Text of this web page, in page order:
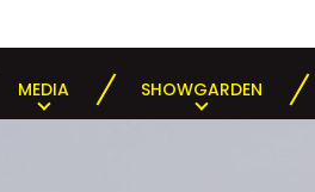
MEDIA SHOWGARDEN